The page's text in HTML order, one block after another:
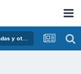
Concentraciones Nacionales, Quedadas, rodadas y otras crónicas del asfalto